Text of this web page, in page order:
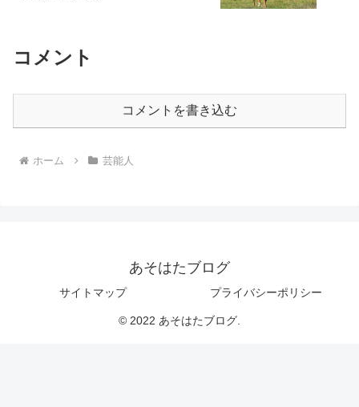
コメント
コメントを書き込む
ホーム 芸能人
あそはたブログ
サイトマップ プライバシーポリシー
© 2022 あそはたブログ.